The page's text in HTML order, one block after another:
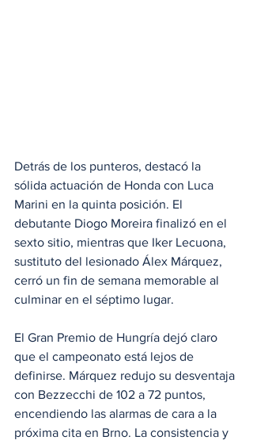
Detrás de los punteros, destacó la
sólida actuación de Honda con Luca
Marini en la quinta posición. El
debutante Diogo Moreira finalizó en el
sexto sitio, mientras que Iker Lecuona,
sustituto del lesionado Álex Márquez,
cerró un fin de semana memorable al
culminar en el séptimo lugar.
El Gran Premio de Hungría dejó claro
que el campeonato está lejos de
definirse. Márquez redujo su desventaja
con Bezzecchi de 102 a 72 puntos,
encendiendo las alarmas de cara a la
próxima cita en Brno. La consistencia y